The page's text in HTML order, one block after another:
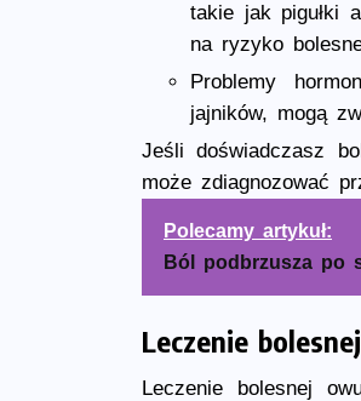
takie jak pigułki
na ryzyko
Problemy
jajników, mogą
Jeśli doświadczasz
może zdiagnozować
Polecamy artykuł:
Ból podbrzusza po
Leczenie
Leczenie bolesnej